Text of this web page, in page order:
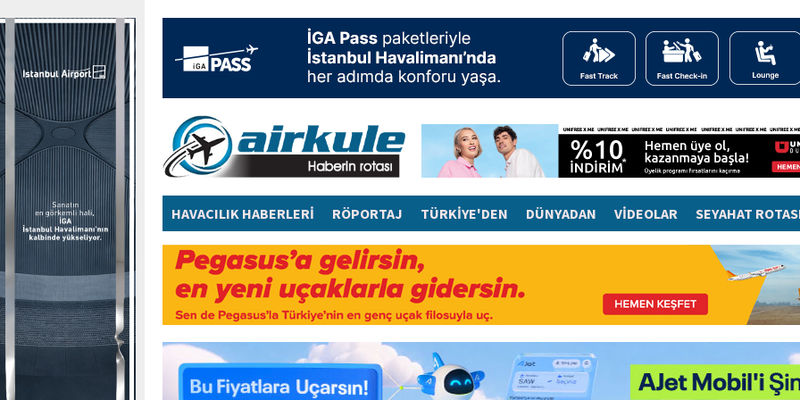
HAVACILIK HABERLERİ RÖPORTAJ TÜRKİYE'DEN DÜNYADAN VİDEOLAR SEYAHAT